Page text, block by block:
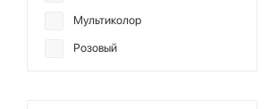
Мультиколор
Розовый